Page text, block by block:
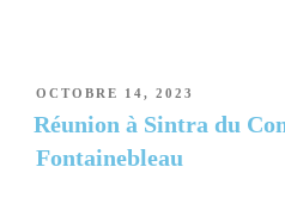
OCTOBRE 14, 2023
Réunion à Sintra du
Fontainebleau